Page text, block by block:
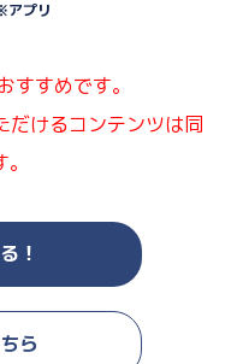
プリ
すめです。
けるコンテンツは同
！
ら